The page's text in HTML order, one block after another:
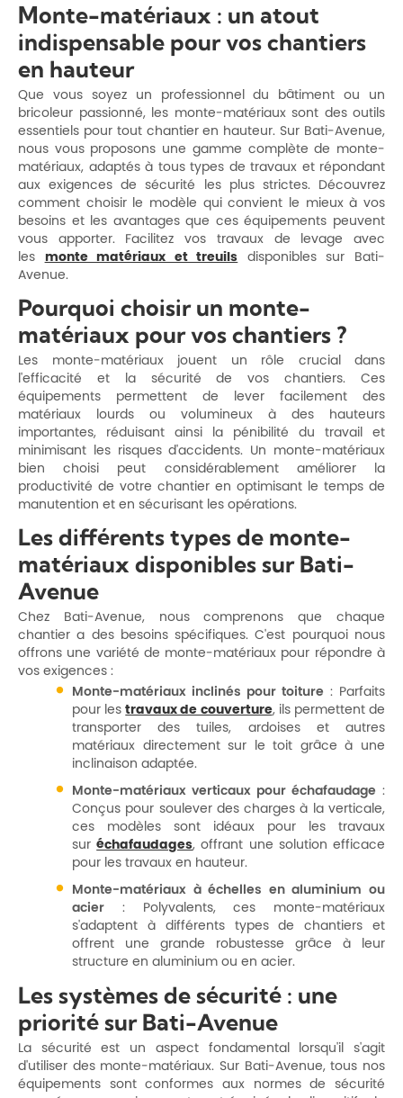
Monte-matériaux : un atout
indispensable pour vos chantiers
en hauteur
Que vous soyez un professionnel du bâtiment ou un
bricoleur passionné, les monte-matériaux sont des outils
essentiels pour tout chantier en hauteur. Sur Bati-Avenue,
nous vous proposons une gamme complète de monte-
matériaux, adaptés à tous types de travaux et répondant
aux exigences de sécurité les plus strictes. Découvrez
comment choisir le modèle qui convient le mieux à vos
besoins et les avantages que ces équipements peuvent
vous apporter. Facilitez vos travaux de levage avec
les monte matériaux et treuils disponibles sur Bati-
Avenue.
Pourquoi choisir un monte-
matériaux pour vos chantiers ?
Les monte-matériaux jouent un rôle crucial dans
l'efficacité et la sécurité de vos chantiers. Ces
équipements permettent de lever facilement des
matériaux lourds ou volumineux à des hauteurs
importantes, réduisant ainsi la pénibilité du travail et
minimisant les risques d'accidents. Un monte-matériaux
bien choisi peut considérablement améliorer la
productivité de votre chantier en optimisant le temps de
manutention et en sécurisant les opérations.
Les différents types de monte-
matériaux disponibles sur Bati-
Avenue
Chez Bati-Avenue, nous comprenons que chaque
chantier a des besoins spécifiques. C'est pourquoi nous
offrons une variété de monte-matériaux pour répondre à
vos exigences :
Monte-matériaux inclinés pour toiture : Parfaits
pour lestravaux de couverture, ils permettent de
transporter des tuiles, ardoises et autres
matériaux directement sur le toit grâce à une
inclinaison adaptée.
Monte-matériaux verticaux pour échafaudage :
Conçus pour soulever des charges à la verticale,
ces modèles sont idéaux pour les travaux
suréchafaudages, offrant une solution efficace
pour les travaux en hauteur.
Monte-matériaux à échelles en aluminium ou
acier : Polyvalents, ces monte-matériaux
s'adaptent à différents types de chantiers et
offrent une grande robustesse grâce à leur
structure en aluminium ou en acier.
Les systèmes de sécurité : une
priorité sur Bati-Avenue
La sécurité est un aspect fondamental lorsqu'il s'agit
d'utiliser des monte-matériaux. Sur Bati-Avenue, tous nos
équipements sont conformes aux normes de sécurité